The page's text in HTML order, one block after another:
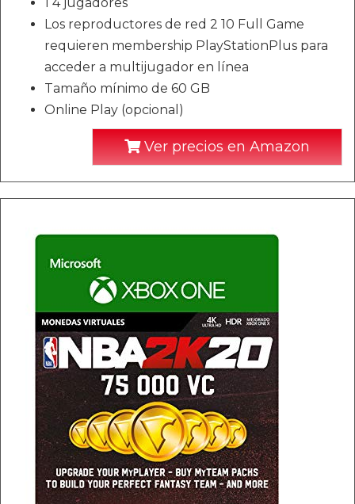
Los reproductores de red 2 10 Full Game
requieren membership PlayStationPlus para
acceder a multijugador en línea
Tamaño mínimo de 60 GB
Online Play (opcional)
Ver precios en Amazon